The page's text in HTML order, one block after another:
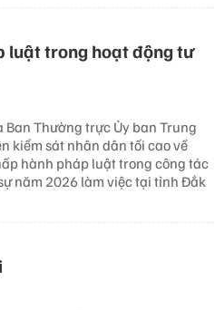
luật trong hoạt động tư
Thường trực Ủy ban Trung
kiểm sát nhân dân tối cao về
hành pháp luật trong công tác
năm 2026 làm việc tại tỉnh Đắk